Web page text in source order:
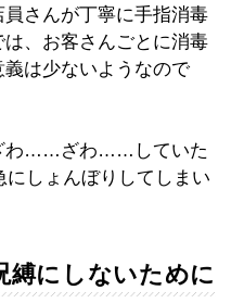
さんが丁寧に手指消毒
、お客さんごとに消毒
は少ないようなので
わ……ざわ……していた
しょんぼりしてしまい
縛にしないために